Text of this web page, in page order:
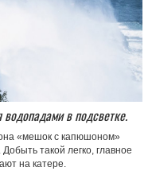
в подсветке.
«мешок с капюшоном»
такой легко, главное
на катере.